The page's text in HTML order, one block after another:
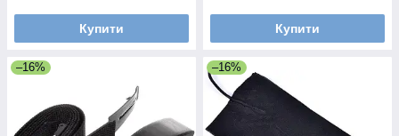
Купити Купити
–16% –16%